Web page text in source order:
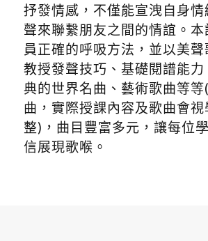
抒發情感，不僅能宣洩自身
聲來聯繫朋友之間的情誼。
員正確的呼吸方法，並以美聲
教授發聲技巧、基礎閱譜能
典的世界名曲、藝術歌曲等
曲，實際授課內容及歌曲會視
整)，曲目豐富多元，讓每位
信展現歌喉。